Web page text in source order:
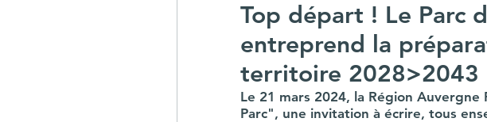
Top départ ! Le Parc
entreprend la
territoire 2028>2043
Le 21 mars 2024, la Région
Parc", une invitation à écrire, tous